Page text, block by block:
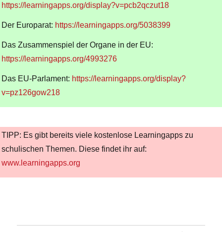
https://learningapps.org/display?v=pcb2qczut18
Der Europarat: https://learningapps.org/5038399
Das Zusammenspiel der Organe in der EU:
https://learningapps.org/4993276
Das EU-Parlament: https://learningapps.org/display?
v=pz126gow218
TIPP: Es gibt bereits viele kostenlose Learningapps zu
schulischen Themen. Diese findet ihr auf:
www.learningapps.org